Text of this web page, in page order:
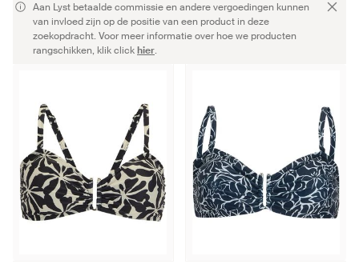
Aan Lyst betaalde commissie en andere vergoedingen kunnen
van invloed zijn op de positie van een product in deze
zoekopdracht. Voor meer informatie over hoe we producten
rangschikken, klik clickhier.